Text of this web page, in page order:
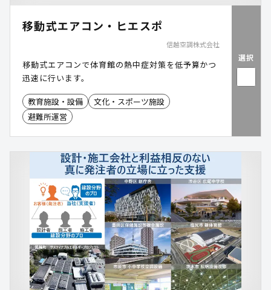
移動式エアコン・ヒエスポ
信越空調株式会社
移動式エアコンで体育館の熱中症対策を低予算かつ
迅速に行います。
教育施設・設備
文化・スポーツ施設
避難所運営
選択